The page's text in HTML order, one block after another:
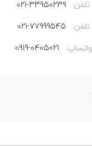
تلفن:
021-33950239
تلفن:
021-77999545
واتساپ:
0919-0405021